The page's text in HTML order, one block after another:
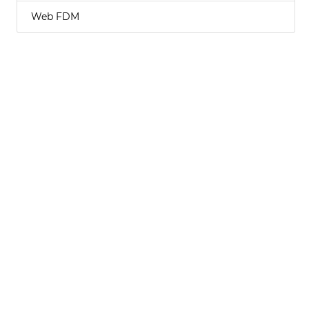
Web FDM